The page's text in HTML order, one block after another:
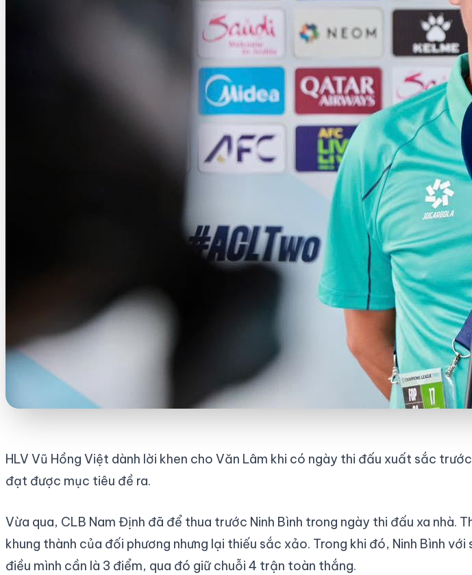
HLV Vũ Hồng Việt dành lời khen cho Văn Lâm khi có ngày thi đấu xuất sắc
đạt được mục tiêu đề ra.
Vừa qua, CLB Nam Định đã để thua trước Ninh Bình trong ngày thi đấu xa nhà.
khung thành của đối phương nhưng lại thiếu sắc xảo. Trong khi đó, Ninh Bình
điều mình cần là 3 điểm, qua đó giữ chuỗi 4 trận toàn thắng.